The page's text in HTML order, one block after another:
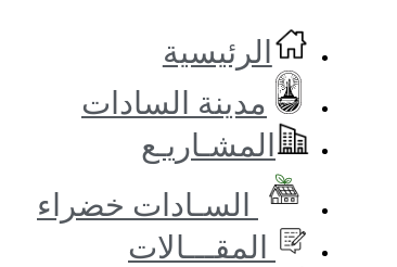
الرئيسية
مدينة السادات
المشـاريـع
السـادات خضراء
المقـــالات